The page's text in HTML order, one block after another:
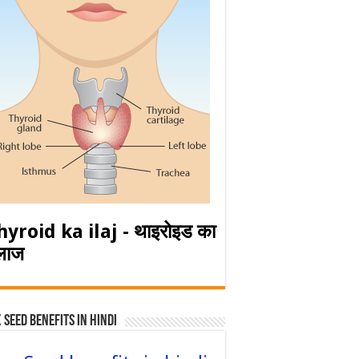
ka ilaj - थाइरोइड का
Seed Benefits in hindi